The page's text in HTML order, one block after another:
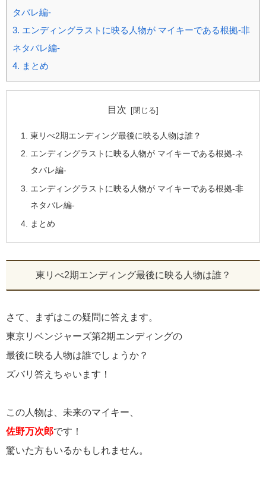
タバレ編-
3. エンディングラストに映る人物が マイキーである根拠-非
ネタバレ編-
4. まとめ
目次
東リべ2期エンディング最後に映る人物は誰？
エンディングラストに映る人物が マイキーである根拠-ネ
タバレ編-
エンディングラストに映る人物が マイキーである根拠-非
ネタバレ編-
まとめ
東リべ2期エンディング最後に映る人物は誰？
さて、まずはこの疑問に答えます。
東京リベンジャーズ第2期エンディングの
最後に映る人物は誰でしょうか？
ズバリ答えちゃいます！
この人物は、未来のマイキー、
佐野万次郎です！
驚いた方もいるかもしれません。